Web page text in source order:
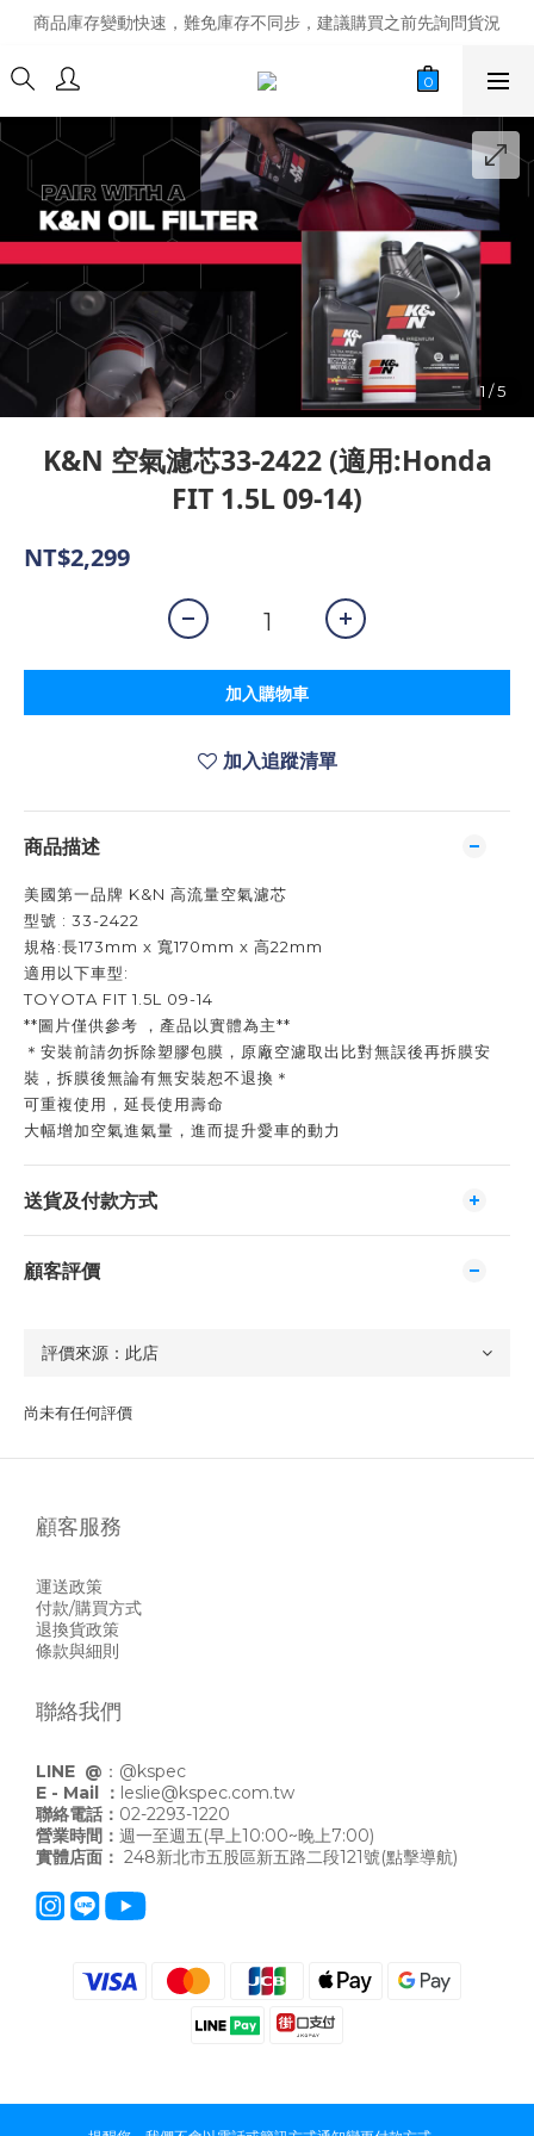
商品庫存變動快速，難免庫存不同步，建議購買之前先詢問貨況
商品庫存變動快速，難免庫存不同步，建議購買之前先詢問貨況
經營超過20年的改裝老字號，安全有保障
商品庫存變動快速，難免庫存不同步，建議購買之前先詢問貨況
K&N 空氣濾芯33-2422 (適用:Honda
FIT 1.5L 09-14)
NT$2,299
加入購物車
加入追蹤清單
商品描述
美國第一品牌 K&N 高流量空氣濾芯
型號 : 33-2422
規格:長173mm x 寬170mm x 高22mm
適用以下車型:
TOYOTA FIT 1.5L 09-14
**圖片僅供參考 ，產品以實體為主**
＊安裝前請勿拆除塑膠包膜，原廠空濾取出比對無誤後再拆膜安
裝，拆膜後無論有無安裝恕不退換＊
可重複使用，延長使用壽命
大幅增加空氣進氣量，進而提升愛車的動力
送貨及付款方式
顧客評價
尚未有任何評價
顧客服務
運送政策
付款/購買方式
退換貨政策
條款與細則
聯絡我們
LINE @ ： @kspec
E - Mail ： leslie@kspec.com.tw
聯絡電話： 02-2293-1220
營業時間： 週一至週五(早上10:00~晚上7:00)
實體店面： 248新北市五股區新五路二段121號(點擊導航)